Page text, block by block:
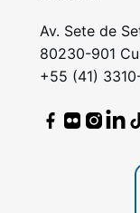
Av. Sete de
80230-901
+55 (41)